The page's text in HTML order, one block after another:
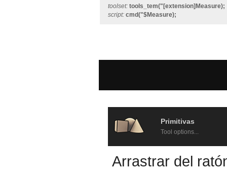
toolset: tools_tem("[extension]Measure);
script: cmd("$Measure);
Primitivas
Tool options...
Arrastrar del